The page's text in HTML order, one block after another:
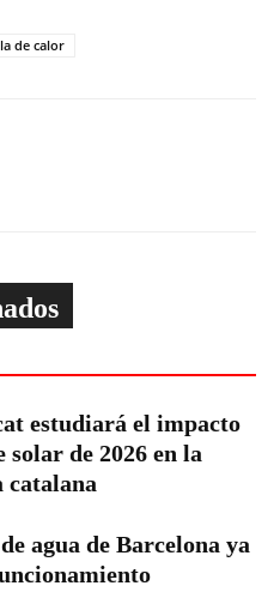
de calor
estudiará el impacto
solar de 2026 en la
catalana
agua de Barcelona ya